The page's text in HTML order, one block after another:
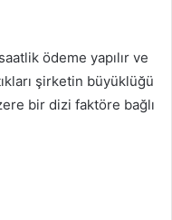
ödeme yapılır ve
şirketin büyüklüğü
bir dizi faktöre bağlı